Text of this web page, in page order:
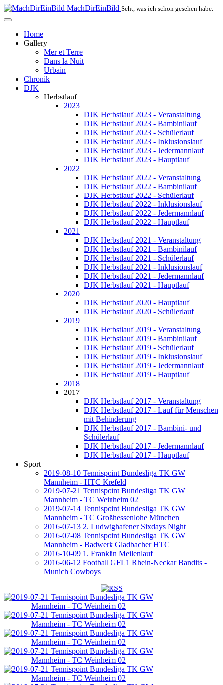
MachDirEinBild Seht, was ich schon gesehen habe.
Home
Gallery
Mer et Terre
Dans la Nuit
Urbain
Chronik
DJK
Herbstlauf
2023
DJK Herbstlauf 2023 - Veranstaltung
DJK Herbstlauf 2023 - Bambinilauf
DJK Herbstlauf 2023 - Schülerlauf
DJK Herbstlauf 2023 - Inklusionslauf
DJK Herbstlauf 2023 - Jedermannlauf
DJK Herbstlauf 2023 - Hauptlauf
2022
DJK Herbstlauf 2022 - Veranstaltung
DJK Herbstlauf 2022 - Bambinilauf
DJK Herbstlauf 2022 - Schülerlauf
DJK Herbstlauf 2022 - Inklusionslauf
DJK Herbstlauf 2022 - Jedermannlauf
DJK Herbstlauf 2022 - Hauptlauf
2021
DJK Herbstlauf 2021 - Veranstaltung
DJK Herbstlauf 2021 - Bambinilauf
DJK Herbstlauf 2021 - Schülerlauf
DJK Herbstlauf 2021 - Inklusionslauf
DJK Herbstlauf 2021 - Jedermannlauf
DJK Herbstlauf 2021 - Hauptlauf
2020
DJK Herbstlauf 2020 - Hauptlauf
DJK Herbstlauf 2020 - Schülerlauf
2019
DJK Herbstlauf 2019 - Veranstaltung
DJK Herbstlauf 2019 - Bambinilauf
DJK Herbstlauf 2019 - Schülerlauf
DJK Herbstlauf 2019 - Inklusionslauf
DJK Herbstlauf 2019 - Jedermannlauf
DJK Herbstlauf 2019 - Hauptlauf
2018
2017
DJK Herbstlauf 2017 - Veranstaltung
DJK Herbstlauf 2017 - Lauf für Menschen
mit Behinderung
DJK Herbstlauf 2017 - Bambini- und
Schülerlauf
DJK Herbstlauf 2017 - Jedermannlauf
DJK Herbstlauf 2017 - Hauptlauf
Sport
2019-08-10 Tennispoint Bundesliga TK GW
Mannheim - HTC Krefeld
2019-07-21 Tennispoint Bundesliga TK GW
Mannheim - TC Weinheim 02
2019-07-14 Tennispoint Bundesliga TK GW
Mannheim - TC Großhessenlohe München
2016-07-13 2. Ludwighafener Sixdays Night
2016-07-08 Tennispoint Bundesliga TK GW
Mannheim - Badwerk Gladbacher HTC
2016-10-09 1. Franklin Meilenlauf
2016-06-12 Football GFL1 Rhein-Neckar Bandits -
Munich Cowboys